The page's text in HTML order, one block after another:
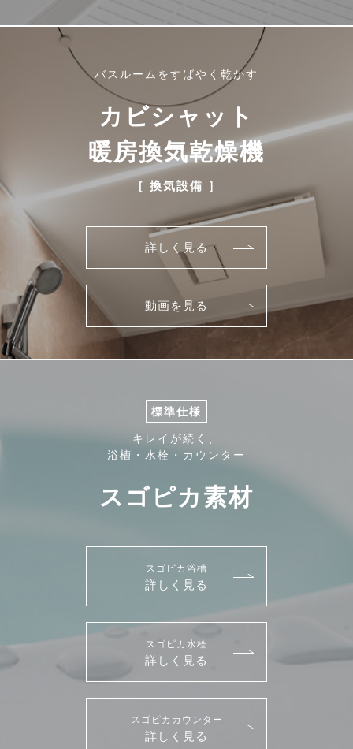
バスルームをすばやく乾かす
カビシャット
暖房換気乾燥機
［ 換気設備 ］
詳しく見る
動画を見る
標準仕様
キレイが続く、
浴槽・水栓・カウンター
スゴピカ素材
スゴピカ浴槽
詳しく見る
スゴピカ水栓
詳しく見る
スゴピカカウンター
詳しく見る